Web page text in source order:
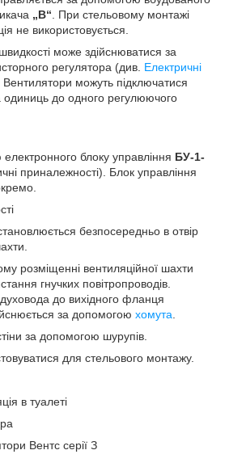
„B“ . При стельовому монтажі
не використовується.
може здійснюватися за
регулятора (див. Електричні
Вентилятори можуть підключатися
одиниць до одного регулюючого
блоку управління БУ-1-
приналежності). Блок управління
безпосередньо в отвір
розміщенні вентиляційної шахти
гнучких повітропроводів.
до вихідного фланця
за допомогою хомута
за допомогою шурупів.
для стельового монтажу.